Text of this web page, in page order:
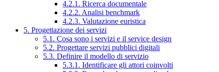
4.2.1. Ricerca documentale
4.2.2. Analisi benchmark
4.2.3. Valutazione euristica
5. Progettazione dei servizi
5.1. Cosa sono i servizi e il service design
5.2. Progettare servizi pubblici digitali
5.3. Definire il modello di servizio
5.3.1. Identificare gli attori coinvolti